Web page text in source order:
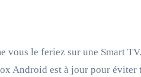
vous le feriez sur une Smart
Android est à jour pour éviter